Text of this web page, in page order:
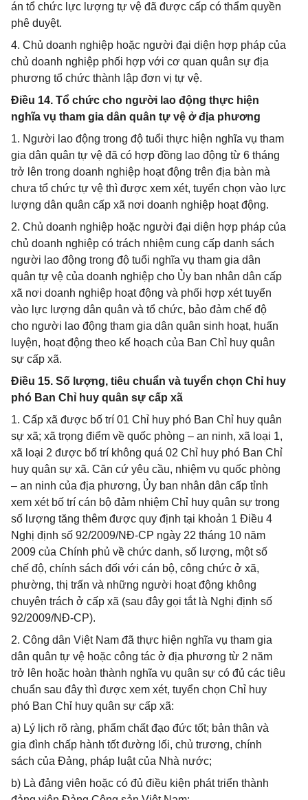
án tổ chức lực lượng tự vệ đã được cấp có thẩm quyền
phê duyệt.
4. Chủ doanh nghiệp hoặc người đại diện hợp pháp của
chủ doanh nghiệp phối hợp với cơ quan quân sự địa
phương tổ chức thành lập đơn vị tự vệ.
Điều 14. Tổ chức cho người lao động thực hiện
nghĩa vụ tham gia dân quân tự vệ ở địa phương
1. Người lao động trong độ tuổi thực hiện nghĩa vụ tham
gia dân quân tự vệ đã có hợp đồng lao động từ 6 tháng
trở lên trong doanh nghiệp hoạt động trên địa bàn mà
chưa tổ chức tự vệ thì được xem xét, tuyển chọn vào lực
lượng dân quân cấp xã nơi doanh nghiệp hoạt động.
2. Chủ doanh nghiệp hoặc người đại diện hợp pháp của
chủ doanh nghiệp có trách nhiệm cung cấp danh sách
người lao động trong độ tuổi nghĩa vụ tham gia dân
quân tự vệ của doanh nghiệp cho Ủy ban nhân dân cấp
xã nơi doanh nghiệp hoạt động và phối hợp xét tuyển
vào lực lượng dân quân và tổ chức, bảo đảm chế độ
cho người lao động tham gia dân quân sinh hoạt, huấn
luyện, hoạt động theo kế hoạch của Ban Chỉ huy quân
sự cấp xã.
Điều 15. Số lượng, tiêu chuẩn và tuyển chọn Chỉ huy
phó Ban Chỉ huy quân sự cấp xã
1. Cấp xã được bố trí 01 Chỉ huy phó Ban Chỉ huy quân
sự xã; xã trọng điểm về quốc phòng – an ninh, xã loại 1,
xã loại 2 được bố trí không quá 02 Chỉ huy phó Ban Chỉ
huy quân sự xã. Căn cứ yêu cầu, nhiệm vụ quốc phòng
– an ninh của địa phương, Ủy ban nhân dân cấp tỉnh
xem xét bố trí cán bộ đảm nhiệm Chỉ huy quân sự trong
số lượng tăng thêm được quy định tại khoản 1 Điều 4
Nghị định số 92/2009/NĐ-CP ngày 22 tháng 10 năm
2009 của Chính phủ về chức danh, số lượng, một số
chế độ, chính sách đối với cán bộ, công chức ở xã,
phường, thị trấn và những người hoạt động không
chuyên trách ở cấp xã (sau đây gọi tắt là Nghị định số
92/2009/NĐ-CP).
2. Công dân Việt Nam đã thực hiện nghĩa vụ tham gia
dân quân tự vệ hoặc công tác ở địa phương từ 2 năm
trở lên hoặc hoàn thành nghĩa vụ quân sự có đủ các tiêu
chuẩn sau đây thì được xem xét, tuyển chọn Chỉ huy
phó Ban Chỉ huy quân sự cấp xã:
a) Lý lịch rõ ràng, phẩm chất đạo đức tốt; bản thân và
gia đình chấp hành tốt đường lối, chủ trương, chính
sách của Đảng, pháp luật của Nhà nước;
b) Là đảng viên hoặc có đủ điều kiện phát triển thành